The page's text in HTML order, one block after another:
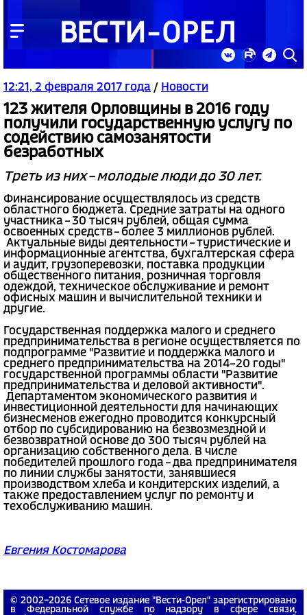
12:21, 2 февраля 2017 года / Новости
123 жителя Орловщины в 2016 году
получили государственную услугу по
содействию самозанятости
безработных
Треть из них – молодые люди до 30 лет.
Финансирование осуществлялось из средств
областного бюджета. Средние затраты на одного
участника – 30 тысяч рублей, общая сумма
освоенных средств – более 3 миллионов рублей.
Актуальные виды деятельности – туристические и
информационные агентства, бухгалтерская сфера
и аудит, грузоперевозки, поставка продукции
общественного питания, розничная торговля
одеждой, техническое обслуживание и ремонт
офисных машин и вычислительной техники и
другие.
Государственная поддержка малого и среднего
предпринимательства в регионе осуществляется по
подпрограмме "Развитие и поддержка малого и
среднего предпринимательства на 2014–20 годы"
государственной программы области "Развитие
предпринимательства и деловой активности".
Департаментом экономического развития и
инвестиционной деятельности для начинающих
бизнесменов ежегодно проводится конкурсный
отбор по субсидированию на безвозмездной и
безвозвратной основе до 300 тысяч рублей на
организацию собственного дела. В числе
победителей прошлого года – два предпринимателя
по линии службы занятости, занявшиеся
производством хлеба и кондитерских изделий, а
также предоставлением услуг по ремонту и
техобслуживанию машин.
Евгения Костомарова
© 2002−2026 Сетевое издание "Вести-Орел" зарегистрировано
в Федеральной службе по надзору в сфере связи,